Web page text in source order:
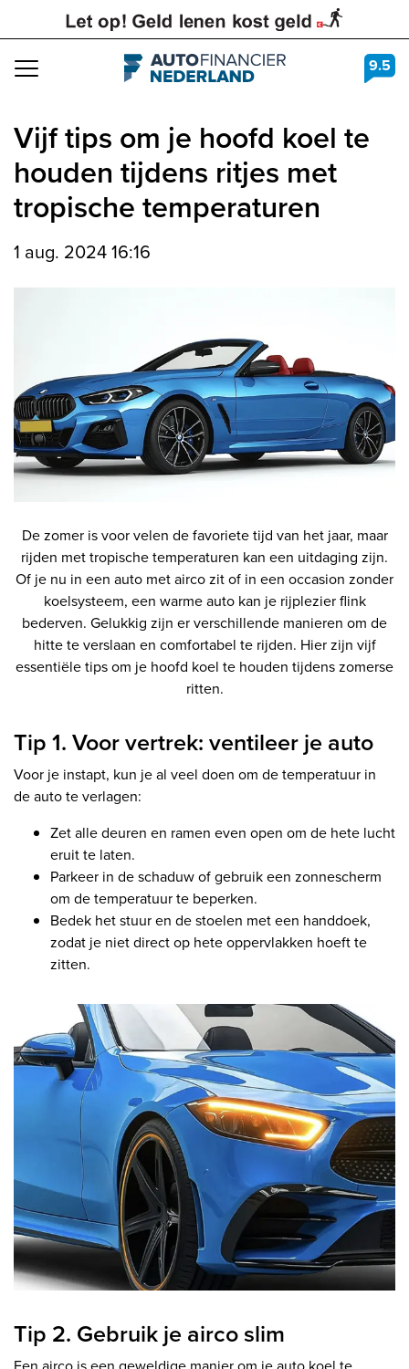
Navigation 9.5
Vijf tips om je hoofd koel te
houden tijdens ritjes met
tropische temperaturen
1 aug. 2024 16:16
De zomer is voor velen de favoriete tijd van het jaar, maar
rijden met tropische temperaturen kan een uitdaging zijn.
Of je nu in een auto met airco zit of in een occasion zonder
koelsysteem, een warme auto kan je rijplezier flink
bederven. Gelukkig zijn er verschillende manieren om de
hitte te verslaan en comfortabel te rijden. Hier zijn vijf
essentiële tips om je hoofd koel te houden tijdens zomerse
ritten.
Tip 1. Voor vertrek: ventileer je auto
Voor je instapt, kun je al veel doen om de temperatuur in
de auto te verlagen:
Zet alle deuren en ramen even open om de hete lucht
eruit te laten.
Parkeer in de schaduw of gebruik een zonnescherm
om de temperatuur te beperken.
Bedek het stuur en de stoelen met een handdoek,
zodat je niet direct op hete oppervlakken hoeft te
zitten.
Tip 2. Gebruik je airco slim